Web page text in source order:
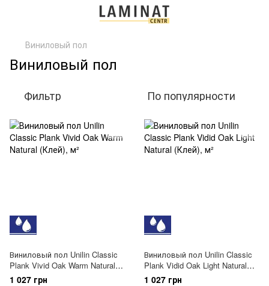
Виниловый пол
Виниловый пол
Фильтр По популярности
Виниловый пол Unilin Classic
Plank Vivid Oak Warm Natural
(Клей)
1 027 грн
Виниловый пол Unilin Classic
Plank Vidid Oak Light Natural
(Клей)
1 027 грн